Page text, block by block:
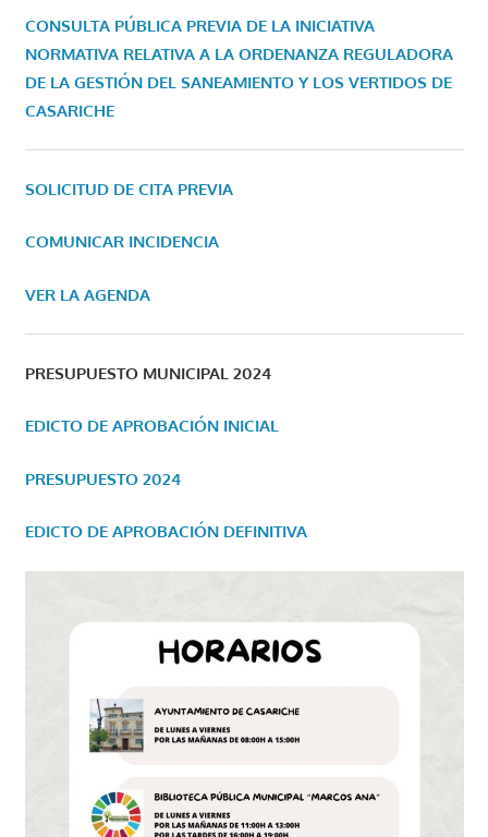
CONSULTA PÚBLICA PREVIA DE LA INICIATIVA
NORMATIVA RELATIVA A LA ORDENANZA REGULADORA
DE LA GESTIÓN DEL SANEAMIENTO Y LOS VERTIDOS DE
CASARICHE
SOLICITUD DE CITA PREVIA
COMUNICAR INCIDENCIA
VER LA AGENDA
PRESUPUESTO MUNICIPAL 2024
EDICTO DE APROBACIÓN INICIAL
PRESUPUESTO 2024
EDICTO DE APROBACIÓN DEFINITIVA